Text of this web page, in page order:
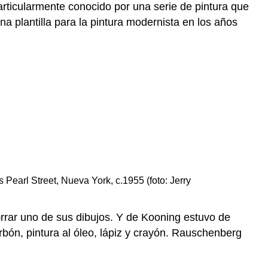
conocido por una serie de pintura que
plantilla para la pintura modernista en los años
Street, Nueva York, c.1955 (foto: Jerry
uno de sus dibujos. Y de Kooning estuvo de
pintura al óleo, lápiz y crayón. Rauschenberg